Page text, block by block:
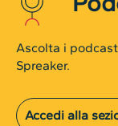
Ascolta i
Spreaker.
Accedi alla